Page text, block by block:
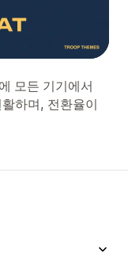
모든 기기에서
하며, 전환율이